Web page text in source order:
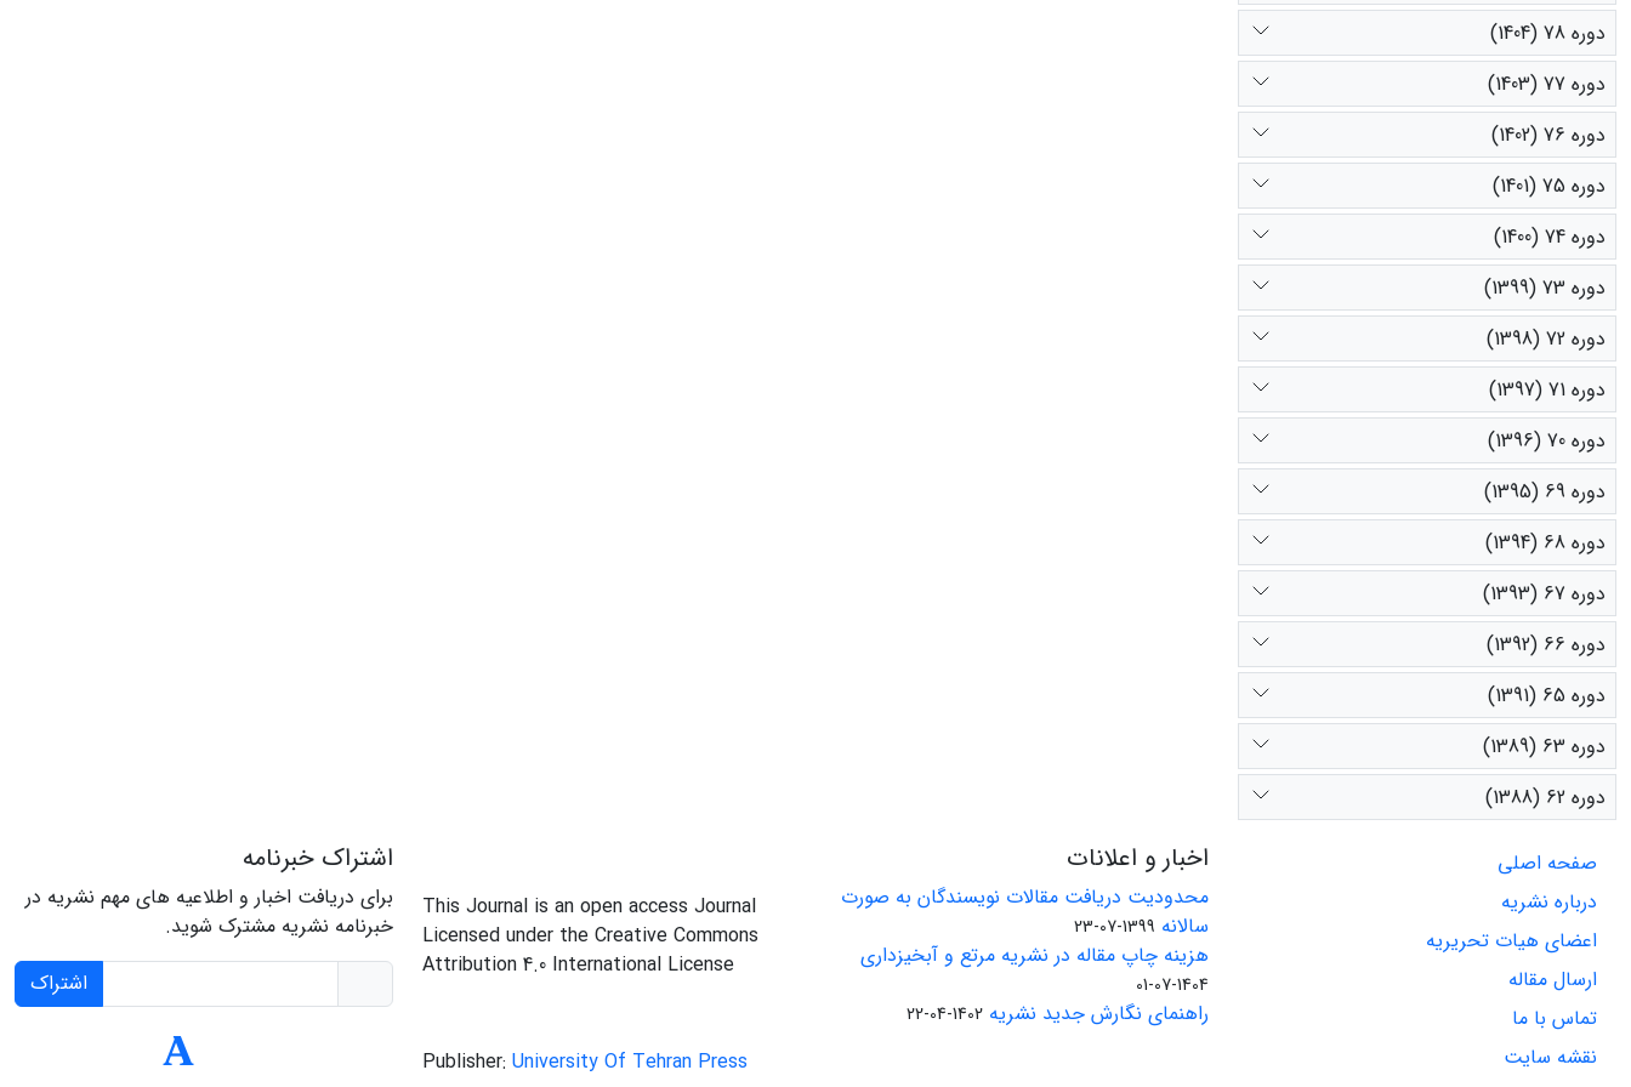
دوره 78 (1404)
دوره 77 (1403)
دوره 76 (1402)
دوره 75 (1401)
دوره 74 (1400)
دوره 73 (1399)
دوره 72 (1398)
دوره 71 (1397)
دوره 70 (1396)
دوره 69 (1395)
دوره 68 (1394)
دوره 67 (1393)
دوره 66 (1392)
دوره 65 (1391)
دوره 63 (1389)
دوره 62 (1388)
صفحه اصلی
درباره نشریه
اعضای هیات تحریریه
ارسال مقاله
تماس با ما
نقشه سایت
اخبار و اعلانات
محدودیت دریافت مقالات نویسندگان به صورت
سالانه 1399-07-23
هزینه چاپ مقاله در نشریه مرتع و آبخیزداری
1404-07-01
راهنمای نگارش جدید نشریه 1402-04-22
This Journal is an open access Journal
Licensed under the Creative Commons
Attribution 4.0 International License
Publisher: University Of Tehran Press
اشتراک خبرنامه
برای دریافت اخبار و اطلاعیه های مهم نشریه در
خبرنامه نشریه مشترک شوید.
اشتراک